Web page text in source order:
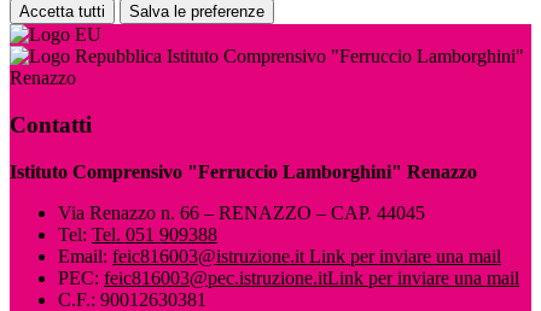
Accetta tutti Salva le preferenze
Istituto Comprensivo "Ferruccio Lamborghini"
Renazzo
Contatti
Istituto Comprensivo "Ferruccio Lamborghini" Renazzo
Via Renazzo n. 66 – RENAZZO – CAP. 44045
Tel: Tel. 051 909388
Email: feic816003@istruzione.it Link per inviare una mail
PEC: feic816003@pec.istruzione.itLink per inviare una mail
C.F.: 90012630381